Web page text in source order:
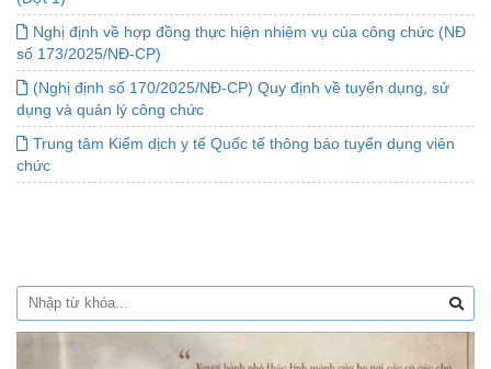
Nghị định về hợp đồng thực hiện nhiệm vụ của công chức (NĐ
số 173/2025/NĐ-CP)
(Nghị định số 170/2025/NĐ-CP) Quy định về tuyển dụng, sử
dụng và quản lý công chức
Trung tâm Kiểm dịch y tế Quốc tế thông báo tuyển dụng viên
chức